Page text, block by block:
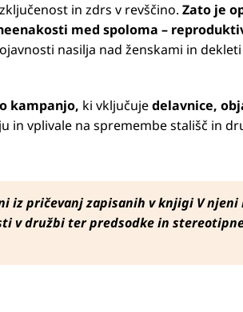
in zdrs v revščino. Zato je
med spoloma –
nasilja nad ženskami in
kampanjo, ki vključujedelavnice,
vplivale na spremembe stališč in
iz pričevanj zapisanih v knjigi V
v družbi ter predsodke in